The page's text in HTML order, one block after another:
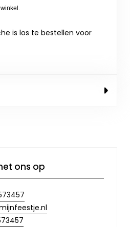
is los te bestellen voor
ons op